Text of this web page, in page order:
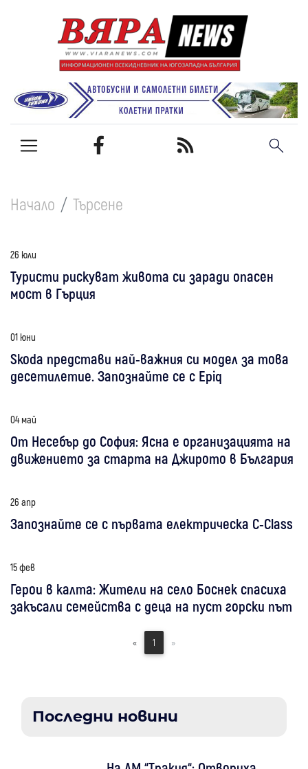
Начало Търсене
26 юли
Туристи рискуват живота си заради опасен
мост в Гърция
01 юни
Skoda представи най-важния си модел за това
десетилетие. Запознайте се с Epiq
04 май
От Несебър до София: Ясна е организацията на
движението за старта на Джирото в България
26 апр
Запознайте се с първата електрическа C-Class
15 фев
Герои в калта: Жители на село Боснек спасиха
закъсали семейства с деца на пуст горски път
« 1 »
Последни новини